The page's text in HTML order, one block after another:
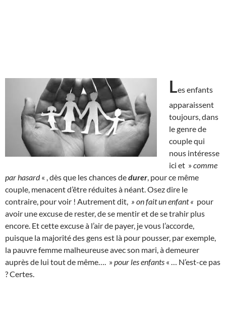
Les enfants
apparaissent
toujours, dans
le genre de
couple qui
nous intéresse
ici et »comme
par hasard« , dès que les chances dedurer , pour ce même
couple, menacent d’être réduites à néant. Osez dire le
contraire, pour voir ! Autrement dit, » on fait un enfant « pour
avoir une excuse de rester, de se mentir et de se trahir plus
encore. Et cette excuse à l’air de payer, je vous l’accorde,
puisque la majorité des gens est là pour pousser, par exemple,
la pauvre femme malheureuse avec son mari, à demeurer
auprès de lui tout de même…. »pour les enfants « … N’est-ce pas
? Certes.